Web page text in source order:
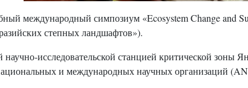
международный симпозиум «Ecosystem Change and
степных ландшафтов»).
исследовательской станцией критической зоны
и международных научных организаций